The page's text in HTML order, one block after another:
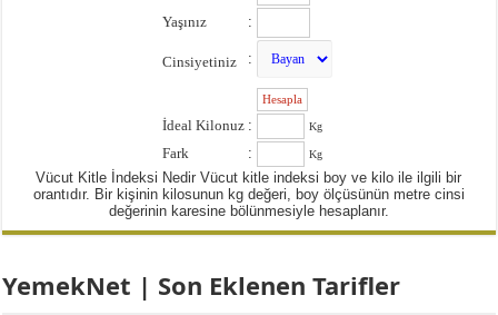
Yaşınız :
Cinsiyetiniz :
İdeal Kilonuz : Kg
Fark : Kg
Vücut Kitle İndeksi Nedir Vücut kitle indeksi boy ve kilo ile ilgili bir
orantıdır. Bir kişinin kilosunun kg değeri, boy ölçüsünün metre cinsi
değerinin karesine bölünmesiyle hesaplanır.
YemekNet | Son Eklenen Tarifler